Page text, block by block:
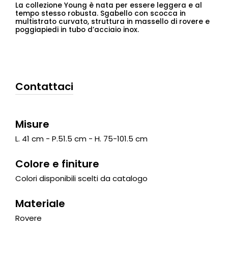
La collezione Young è nata per essere leggera e al
tempo stesso robusta. Sgabello con scocca in
multistrato curvato, struttura in massello di rovere e
poggiapiedi in tubo d’acciaio inox.
Contattaci
Misure
L. 41 cm - P.51.5 cm - H. 75-101.5 cm
Colore e finiture
Colori disponibili scelti da catalogo
Materiale
Rovere